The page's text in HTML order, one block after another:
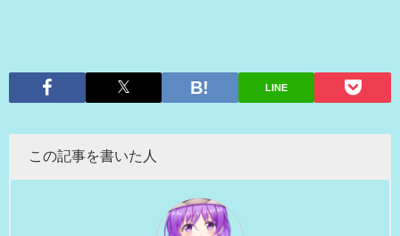
LINE
この記事を書いた人